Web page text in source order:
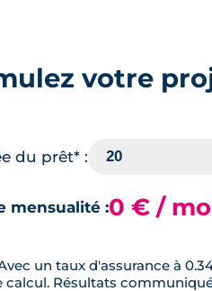
votre
du prêt* :
mensualité :0 € /
un taux d'assurance à
Résultats